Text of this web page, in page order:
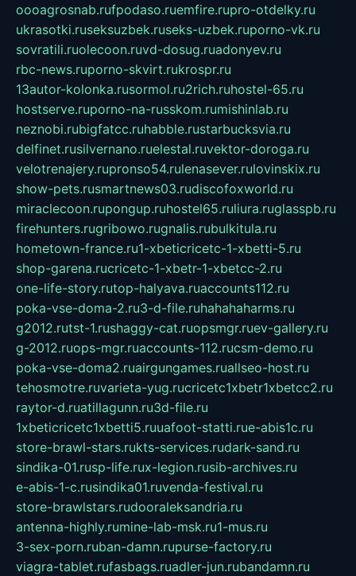
oooagrosnab.rufpodaso.ruemfire.rupro-otdelky.ru
ukrasotki.ruseksuzbek.ruseks-uzbek.ruporno-vk.ru
sovratili.ruolecoon.ruvd-dosug.ruadonyev.ru
rbc-news.ruporno-skvirt.rukrospr.ru
13autor-kolonka.rusormol.ru2rich.ruhostel-65.ru
hostserve.ruporno-na-russkom.rumishinlab.ru
neznobi.rubigfatcc.ruhabble.rustarbucksvia.ru
delfinet.rusilvernano.ruelestal.ruvektor-doroga.ru
velotrenajery.rupronso54.rulenasever.rulovinskix.ru
show-pets.rusmartnews03.rudiscofoxworld.ru
miraclecoon.rupongup.ruhostel65.ruliura.ruglasspb.ru
firehunters.rugribowo.rugnalis.rubulkitula.ru
hometown-france.ru1-xbeticricetc-1-xbetti-5.ru
shop-garena.rucricetc-1-xbetr-1-xbetcc-2.ru
one-life-story.rutop-halyava.ruaccounts112.ru
poka-vse-doma-2.ru3-d-file.ruhahahaharms.ru
g2012.rutst-1.rushaggy-cat.ruopsmgr.ruev-gallery.ru
g-2012.ruops-mgr.ruaccounts-112.rucsm-demo.ru
poka-vse-doma2.ruairgungames.ruallseo-host.ru
tehosmotre.ruvarieta-yug.rucricetc1xbetr1xbetcc2.ru
raytor-d.ruatillagunn.ru3d-file.ru
1xbeticricetc1xbetti5.ruuafoot-statti.rue-abis1c.ru
store-brawl-stars.rukts-services.rudark-sand.ru
sindika-01.rusp-life.rux-legion.rusib-archives.ru
e-abis-1-c.rusindika01.ruvenda-festival.ru
store-brawlstars.rudooraleksandria.ru
antenna-highly.rumine-lab-msk.ru1-mus.ru
3-sex-porn.ruban-damn.rupurse-factory.ru
viagra-tablet.rufasbags.ruadler-jun.rubandamn.ru